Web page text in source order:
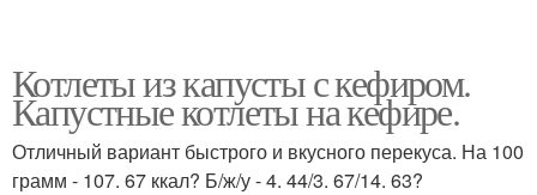
Котлеты из капусты с кефиром.
Капустные котлеты на кефире.
Отличный вариант быстрого и вкусного перекуса. На 100
грамм - 107. 67 ккал? Б/ж/у - 4. 44/3. 67/14. 63?